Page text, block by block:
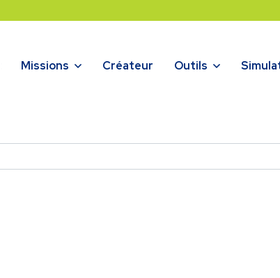
Missions Créateur Outils